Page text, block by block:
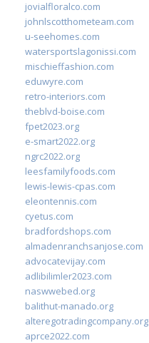
jovialfloralco.com
johnlscotthometeam.com
u-seehomes.com
watersportslagonissi.com
mischieffashion.com
eduwyre.com
retro-interiors.com
theblvd-boise.com
fpet2023.org
e-smart2022.org
ngrc2022.org
leesfamilyfoods.com
lewis-lewis-cpas.com
eleontennis.com
cyetus.com
bradfordshops.com
almadenranchsanjose.com
advocatevijay.com
adlibilimler2023.com
naswwebed.org
balithut-manado.org
alteregotradingcompany.org
aprce2022.com